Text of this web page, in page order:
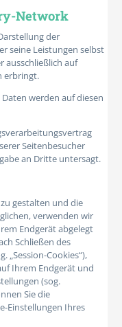
Network
der
seine Leistungen selbst
ausschließlich auf
erbringt.
werden auf diesen
Seitenbesucher
an Dritte untersagt.
gestalten und die
verwenden wir
Endgerät abgelegt
Schließen des
„Session-Cookies“),
Ihrem Endgerät und
(sog.
Sie die
Einstellungen Ihres